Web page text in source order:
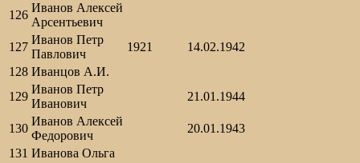
126
Иванов Алексей
Арсентьевич
127
Иванов Петр
Павлович
1921
14.02.1942
128 Иванцов А.И.
129
Иванов Петр
Иванович
21.01.1944
130
Иванов Алексей
Федорович
20.01.1943
131 Иванова Ольга